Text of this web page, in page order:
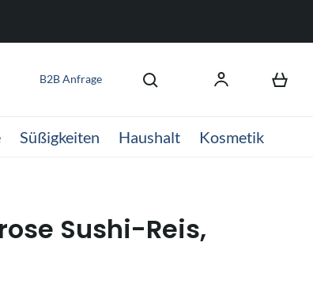
B2B Anfrage
Süßigkeiten Haushalt Kosmetik
Sushi-Reis,